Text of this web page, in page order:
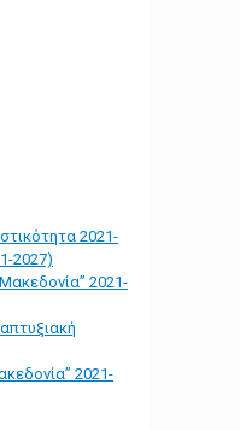
2021-
2027)
2021-
2021-